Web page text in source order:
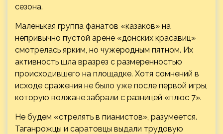
сезона.
Маленькая группа фанатов «казаков» на
непривычно пустой арене «донских красавиц»
смотрелась ярким, но чужеродным пятном. Их
активность шла вразрез с размеренностью
происходившего на площадке. Хотя сомнений в
исходе сражения не было уже после первой игры,
которую волжане забрали с разницей «плюс 7».
Не будем «стрелять в пианистов», разумеется.
Таганрожцы и саратовцы выдали трудовую